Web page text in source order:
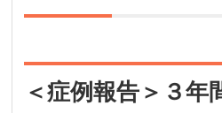
＜症例報告＞３年